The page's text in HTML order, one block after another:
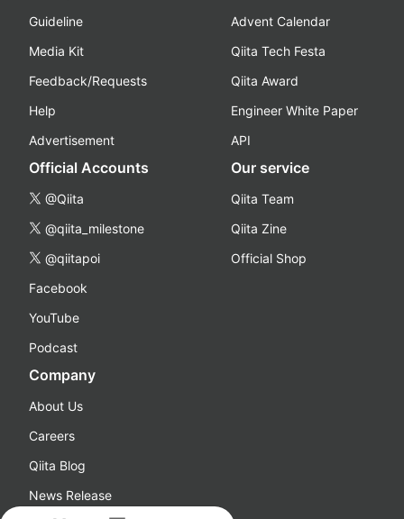
Guideline
Media Kit
Feedback/Requests
Help
Advertisement
Advent Calendar
Qiita Tech Festa
Qiita Award
Engineer White Paper
API
Official Accounts
@Qiita
@qiita_milestone
@qiitapoi
Facebook
YouTube
Podcast
Our service
Qiita Team
Qiita Zine
Official Shop
Company
About Us
Careers
Qiita Blog
News Release